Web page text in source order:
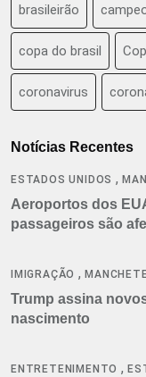
brasileirão
copa do brasil
coronavirus
Notícias Recentes
ESTADOS UNIDOS ,
Aeroportos dos
passageiros são
IMIGRAÇÃO ,
Trump assina
nascimento
ENTRETENIMENTO ,